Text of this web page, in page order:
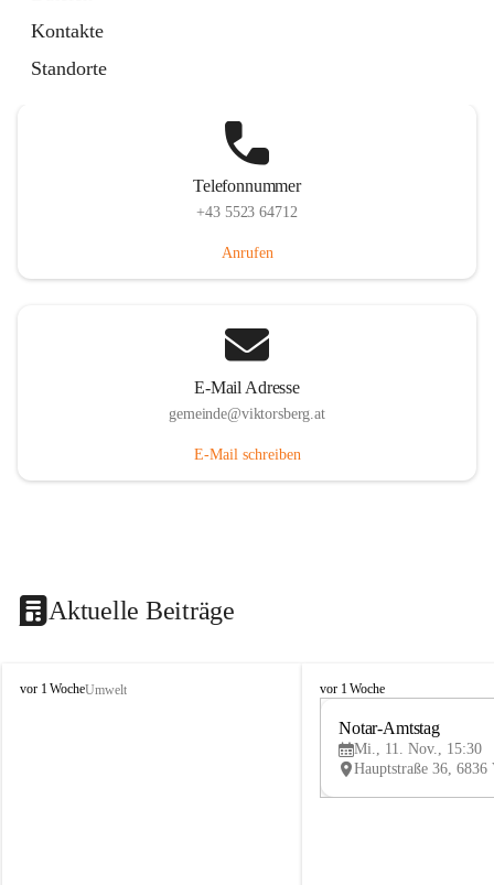
Kontakte
Standorte
Telefonnummer
+43 5523 64712
Anrufen
E-Mail Adresse
gemeinde@viktorsberg.at
E-Mail schreiben
Aktuelle Beiträge
V
vor 1 WocheUmwelt
V
vor 1 Woche
Notar-Amtstag
Mi., 11. Nov., 15:30